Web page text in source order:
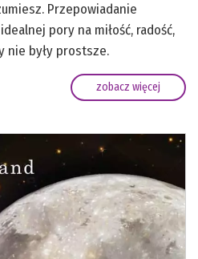
Przepowiadanie
pory na miłość, radość,
nie były prostsze.
zobacz więcej